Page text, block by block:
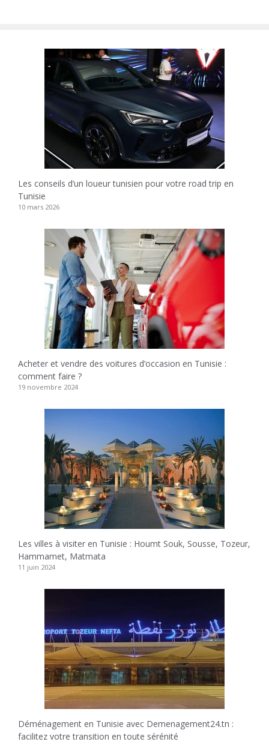
Les conseils d’un loueur tunisien pour votre road trip en
Tunisie
10 mars 2026
Acheter et vendre des voitures d’occasion en Tunisie :
comment faire ?
19 novembre 2024
Les villes à visiter en Tunisie : Houmt Souk, Sousse, Tozeur,
Hammamet, Matmata
11 juin 2024
Déménagement en Tunisie avec Demenagement24.tn :
facilitez votre transition en toute sérénité